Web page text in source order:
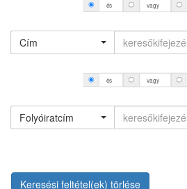
és vagy
Cím
és vagy
Folyóiratcím
Keresési feltétel(ek) törlése